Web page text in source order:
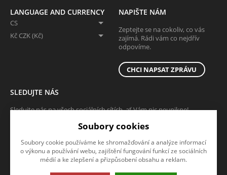
LANGUAGE AND CURRENCY
CS
Kč CZK (Kč)
NAPIŠTE NÁM
Zeptejte se na cokoliv, co vás
zajímá. Rádi vám co nejdřív
odpovíme.
CHCI NAPSAT ZPRÁVU
SLEDUJTE NÁS
Sledujte nás na všech sociálních sítích, ať Vám nic neunikne!
Soubory cookies
Soubory cookie používáme ke shromažďování a analýze informací
o výkonu a používání webu, zajištění fungování funkcí ze sociálních
médií a ke zlepšení a přizpůsobení obsahu a reklam.